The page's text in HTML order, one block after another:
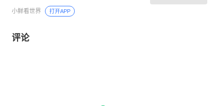
小鲜看世界 打开APP
评论